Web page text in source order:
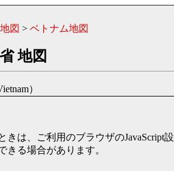
図 > ベトナム地図
地図
）
は、ご利用のブラウザのJavaScript設
きる場合があります。